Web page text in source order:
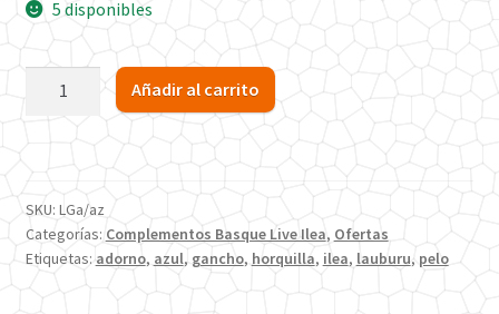
5 disponibles
Ilea
Pelo
de
45mm
Azul
cantidad
Añadir al carrito
SKU: LGa/az
Categorías: Complementos Basque Live Ilea, Ofertas
Etiquetas:adorno, azul, gancho, horquilla, ilea, lauburu, pelo